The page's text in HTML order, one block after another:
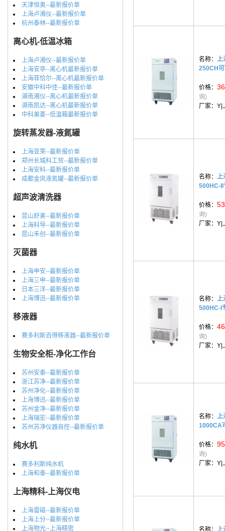
天津恒奥--最新报价单
上海卢湘仪--最新报价单
杭州泰林--最新报价单
离心机-低温冰箱
上海卢湘仪--最新报价单
上海安亭--离心机最新报价单
上海菲恰尔--离心机最新报价单
安徽中科中佳--最新报价单
湖南湘仪--离心机最新报价单
湖南凯达--离心机最新报价单
中科美菱--低温箱最新报价单
旋转蒸发器-液氮罐
上海亚荣--最新报价单
郑州长城科工贸--最新报价单
上海安科--最新报价单
成都金凤液氮罐--最新报价单
超声波清洗器
昆山舒美--最新报价单
上海科导--最新报价单
昆山禾创--最新报价单
灭菌器
上海申安--最新报价单
上海三申--最新报价单
日本三洋--最新报价单
上海博迅--最新报价单
移液器
赛多利斯百得移液器--最新报价单
生物安全柜-净化工作台
苏州安泰--最新报价单
浙江苏净--最新报价单
苏州净化--最新报价单
上海博迅--最新报价单
苏州金净--最新报价单
上海瑞宏--最新报价单
苏州苏净仪器自控--最新报价单
纯水机
赛多利斯纯水机
上海和泰--最新报价单
上海精科-上海仪电
上海雷磁--最新报价单
上海上分--最新报价单
上海物光--上海精密
名称： 上
250CH
价格：
询)
厂家： Y|
名称： 上
500HC-II
价格：
询)
厂家： Y|
名称： 上
500HC-I
价格：
询)
厂家： Y|
名称： 上
1000CA
价格：
询)
厂家： Y|
名称： 上